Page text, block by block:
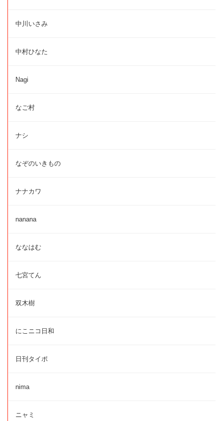
中川いさみ
中村ひなた
Nagi
なご村
ナシ
なぞのいきもの
ナナカワ
nanana
ななはむ
七宮てん
双木樹
にこニコ日和
日刊タイポ
nima
ニャミ